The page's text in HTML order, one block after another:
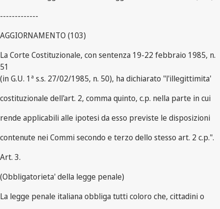
-------------
AGGIORNAMENTO (103)
La Corte Costituzionale, con sentenza 19-22 febbraio 1985, n.
51
(in G.U. 1ª s.s. 27/02/1985, n. 50), ha dichiarato "l'illegittimita'
costituzionale dell'art. 2, comma quinto, c.p. nella parte in cui
rende applicabili alle ipotesi da esso previste le disposizioni
contenute nei Commi secondo e terzo dello stesso art. 2 c.p.".
Art. 3.
(Obbligatorieta' della legge penale)
La legge penale italiana obbliga tutti coloro che, cittadini o